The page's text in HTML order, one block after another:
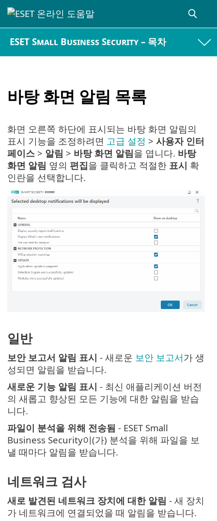
ESET Small Business Security – 목차
바탕 화면 알림 목록
화면 오른쪽 하단에 표시되는 바탕 화면 알림의
표시 기능을 조정하려면 고급 설정 > 사용자 인터
페이스 > 알림 > 바탕 화면 알림을 엽니다. 바탕
화면 알림 옆의 편집을 클릭하고 적절한 표시 확
인란을 선택합니다.
일반
보안 보고서 알림 표시 - 새로운 보안 보고서가 생
성되면 알림을 받습니다.
새로운 기능 알림 표시 - 최신 애플리케이션 버전
의 새롭고 향상된 모든 기능에 대한 알림을 받습
니다.
파일이 분석을 위해 전송됨 - ESET Small
Business Security이(가) 분석을 위해 파일을 보
낼 때마다 알림을 받습니다.
네트워크 검사
새로 발견된 네트워크 장치에 대한 알림 - 새 장치
가 네트워크에 연결되었을 때 알림을 받습니다.